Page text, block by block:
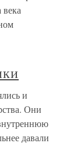
века
и
Они
давали